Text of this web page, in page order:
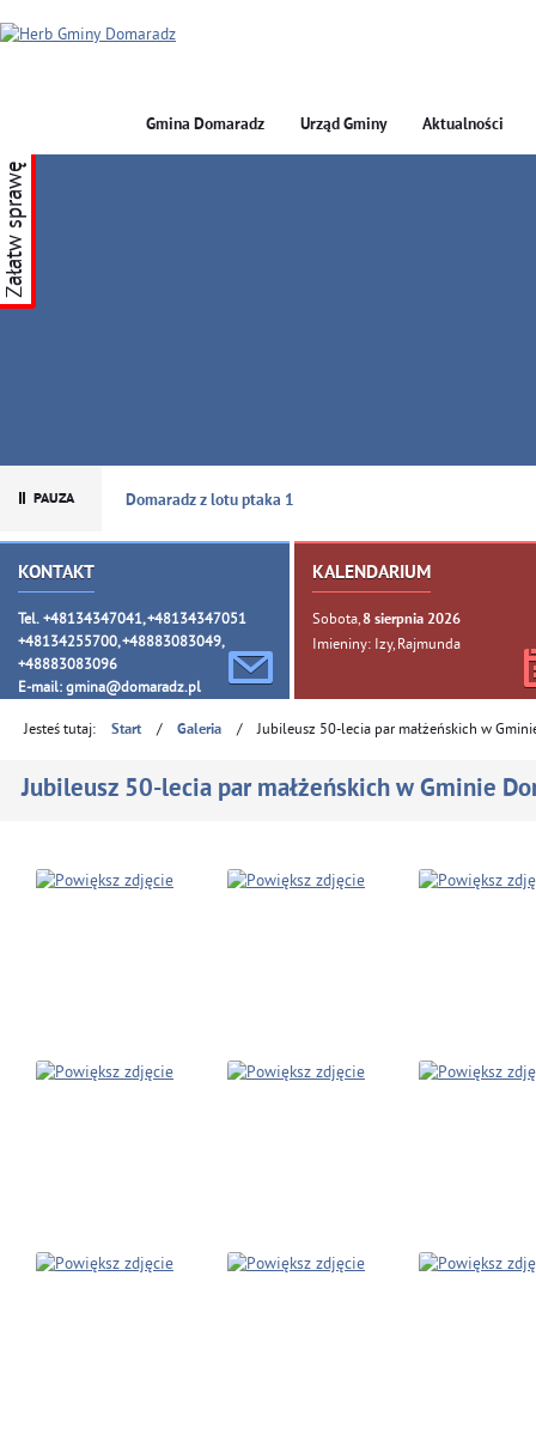
GMINA DOMARADZ
Gmina Domaradz Urząd Gminy Aktualności
Domaradz z lotu ptaka 1
KONTAKT
Tel. +48134347041, +48134347051
+48134255700, +48883083049,
+48883083096
E-mail: gmina@domaradz.pl
KALENDARIUM
Sobota, 8sierpnia 2026
Imieniny: Izy, Rajmunda
Załatw sprawę
Jesteś tutaj: Start / Galeria / Jubileusz 50-lecia par małżeńskich w
Jubileusz 50-lecia par małżeńskich w Gminie